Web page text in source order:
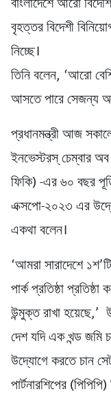
বৃহত্তর বিদেশী
নিচ্ছে।
তিনি বলেন, ‘আরো
আসতে পারে সেজন্য
প্রধানমন্ত্রী আজ
ইনভেস্টরস্ চেম্বার
ফিকি) -এর ৬০ বছর
এক্সপো-২০২৩ এর
একথা বলেন।
‘আমরা সারাদেশে
পার্ক প্রতিষ্ঠা
উন্মুক্ত রাখা
দেশ যদি এক খন্ড
উদ্যোগে করতে চান
পার্টনারশিপের